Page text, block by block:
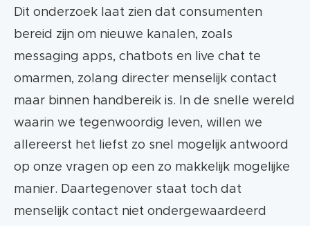
Dit onderzoek laat zien dat consumenten
bereid zijn om nieuwe kanalen, zoals
messaging apps, chatbots en live chat te
omarmen, zolang directer menselijk contact
maar binnen handbereik is. In de snelle wereld
waarin we tegenwoordig leven, willen we
allereerst het liefst zo snel mogelijk antwoord
op onze vragen op een zo makkelijk mogelijke
manier. Daartegenover staat toch dat
menselijk contact niet ondergewaardeerd